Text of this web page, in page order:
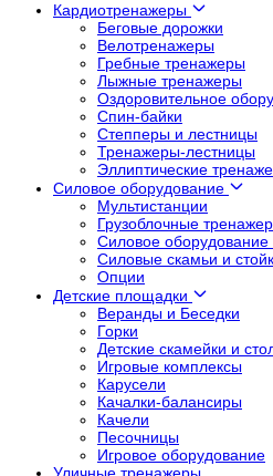
Кардиотренажеры
Беговые дорожки
Велотренажеры
Гребные тренажеры
Лыжные тренажеры
Оздоровительное
Спин-байки
Степперы и лестницы
Тренажеры-лестницы
Эллиптические
Силовое оборудование
Мультистанции
Грузоблочные
Силовое
Силовые скамьи и
Опции
Детские площадки
Веранды и Беседки
Горки
Детские скамейки и
Игровые комплексы
Карусели
Качалки-балансиры
Качели
Песочницы
Игровое оборудование